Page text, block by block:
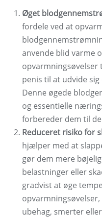
Øget
fordele ved at
anvende blid varme
opvarmningsøvelser
penis til at udvide
Denne øgede
og essentielle
forbereder dem til
Reduceret risiko for
hjælper med at
gør dem mere
belastninger eller
gradvist at øge
ubehag, smerter